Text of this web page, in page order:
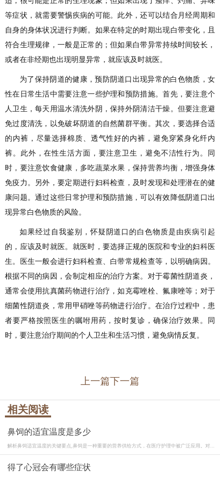
等症状，就需要警惕疾病的可能。此外，还可以结合月经周期和
自身的身体状况进行判断。如果在特定的时期出现白带变化，且
符合生理规律，一般是正常的；但如果白带异常持续时间较长，
或者在非经期也出现明显异常，就应该及时就医。
为了保持阴道的健康，预防阴道口出现异常的白色物质，女
性在日常生活中需要注意一些护理和预防措施。首先，要注意个
人卫生，每天用温水清洗外阴，保持外阴清洁干燥。但要注意避
免过度清洗，以免破坏阴道的自然菌群平衡。其次，要选择合适
的内裤，尽量选择棉质、透气性好的内裤，避免穿紧身化纤内
裤。此外，在性生活方面，要注意卫生，避免不洁性行为。同
时，要注意饮食健康，多吃蔬菜水果，保持营养均衡，增强身体
免疫力。另外，要定期进行妇科检查，及时发现和处理潜在的健
康问题。通过这些日常护理和预防措施，可以有效降低阴道口出
现异常白色物质的风险。
如果经过自我鉴别，怀疑阴道口的白色物质是由疾病引起
的，应该及时就医。就医时，要选择正规的医院和专业的妇科医
生。医生一般会进行妇科检查、白带常规检查等，以明确病因。
根据不同的病因，会制定相应的治疗方案。对于霉菌性阴道炎，
通常会使用抗真菌药物进行治疗，如克霉唑栓、氟康唑等；对于
细菌性阴道炎，常用甲硝唑等药物进行治疗。在治疗过程中，患
者要严格按照医生的嘱咐用药，按时复诊，确保治疗效果。同
时，要注意治疗期间的个人卫生和生活习惯，避免病情反复。
上一篇下一篇
相关阅读
鼻饲的适宜温度是多少
解析鼻饲适宜温度的关键要点,鼻饲是一种重要的营养供给方式，在医疗护理中被广泛应用。对...
得了心冠会有哪些症状